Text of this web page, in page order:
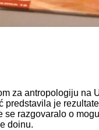
za antropologiju
je
razgovaralo o
doinu.